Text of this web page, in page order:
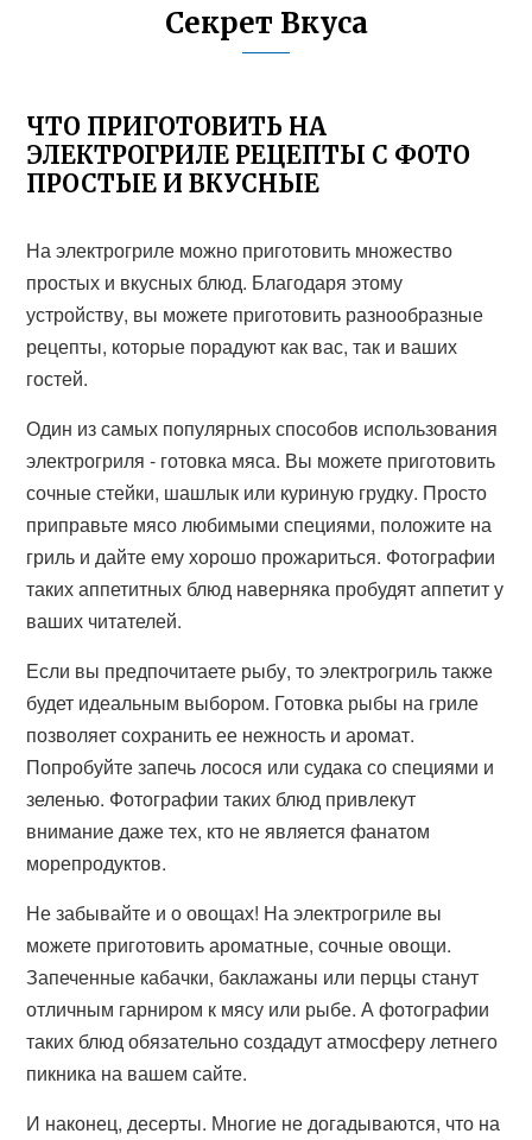
Секрет Вкуса
ЧТО ПРИГОТОВИТЬ НА
ЭЛЕКТРОГРИЛЕ РЕЦЕПТЫ С ФОТО
ПРОСТЫЕ И ВКУСНЫЕ
На электрогриле можно приготовить множество
простых и вкусных блюд. Благодаря этому
устройству, вы можете приготовить разнообразные
рецепты, которые порадуют как вас, так и ваших
гостей.
Один из самых популярных способов использования
электрогриля - готовка мяса. Вы можете приготовить
сочные стейки, шашлык или куриную грудку. Просто
приправьте мясо любимыми специями, положите на
гриль и дайте ему хорошо прожариться. Фотографии
таких аппетитных блюд наверняка пробудят аппетит у
ваших читателей.
Если вы предпочитаете рыбу, то электрогриль также
будет идеальным выбором. Готовка рыбы на гриле
позволяет сохранить ее нежность и аромат.
Попробуйте запечь лосося или судака со специями и
зеленью. Фотографии таких блюд привлекут
внимание даже тех, кто не является фанатом
морепродуктов.
Не забывайте и о овощах! На электрогриле вы
можете приготовить ароматные, сочные овощи.
Запеченные кабачки, баклажаны или перцы станут
отличным гарниром к мясу или рыбе. А фотографии
таких блюд обязательно создадут атмосферу летнего
пикника на вашем сайте.
И наконец, десерты. Многие не догадываются, что на